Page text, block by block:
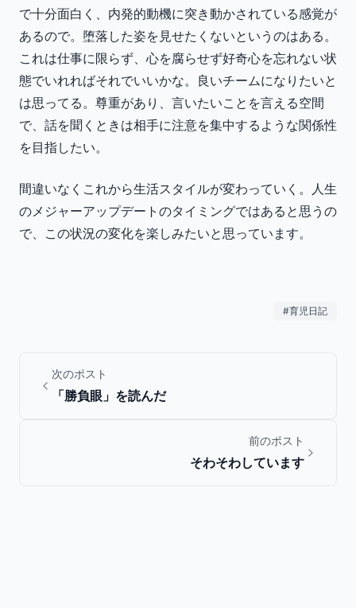
で十分面白く、内発的動機に突き動かされている感覚が
あるので。堕落した姿を見せたくないというのはある。
これは仕事に限らず、心を腐らせず好奇心を忘れない状
態でいれればそれでいいかな。良いチームになりたいと
は思ってる。尊重があり、言いたいことを言える空間
で、話を聞くときは相手に注意を集中するような関係性
を目指したい。
間違いなくこれから生活スタイルが変わっていく。人生
のメジャーアップデートのタイミングではあると思うの
で、この状況の変化を楽しみたいと思っています。
#育児日記
次のポスト
「勝負眼」を読んだ
前のポスト
そわそわしています